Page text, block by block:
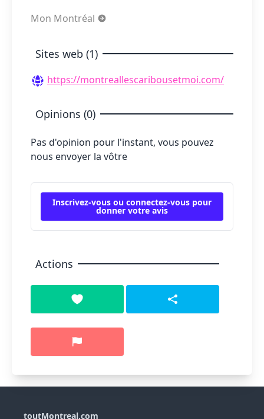
Mon Montréal
Sites web (1)
https://montreallescaribousetmoi.com/
Opinions (0)
Pas d'opinion pour l'instant, vous pouvez
nous envoyer la vôtre
Inscrivez-vous ou connectez-vous pour
donner votre avis
Actions
toutMontreal.com